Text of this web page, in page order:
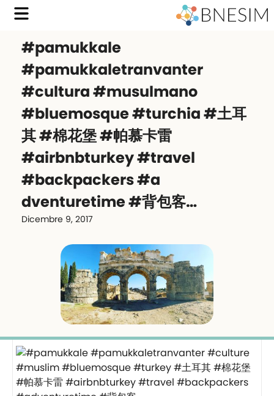
#pamukkale
#pamukkaletranvanter
#cultura #musulmano
#bluemosque #turchia #土耳
其 #棉花堡 #帕慕卡雷
#airbnbturkey #travel
#backpackers #a
dventuretime #背包客…
Dicembre 9, 2017